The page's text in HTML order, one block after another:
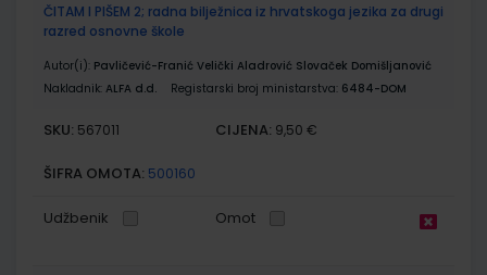
ČITAM I PIŠEM 2; radna bilježnica iz hrvatskoga jezika za drugi
razred osnovne škole
Autor(i): Pavličević-Franić Velički Aladrović Slovaček Domišljanović
Nakladnik: ALFA d.d. Registarski broj ministarstva: 6484-DOM
SKU: 567011 CIJENA: 9,50 €
ŠIFRA OMOTA: 500160
Udžbenik Omot